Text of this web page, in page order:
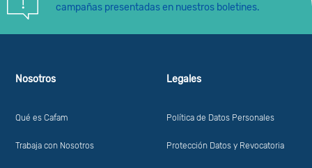
campañas presentadas en nuestros boletines.
Nosotros
Qué es Cafam
Trabaja con Nosotros
Legales
Política de Datos Personales
Protección Datos y Revocatoria